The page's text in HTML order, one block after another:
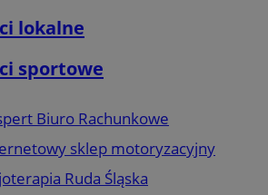
lokalne
sportowe
Biuro Rachunkowe
sklep motoryzacyjny
Ruda Śląska